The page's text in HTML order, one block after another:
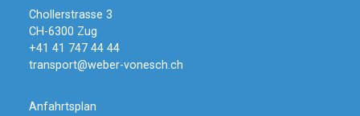
Chollerstrasse 3
CH-6300 Zug
+41 41 747 44 44
transport@weber-vonesch.ch
Anfahrtsplan